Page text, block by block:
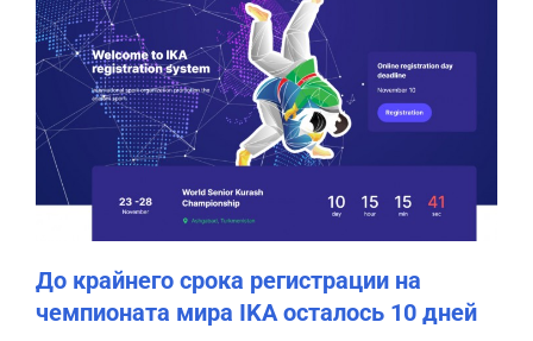
До крайнего срока регистрации на
чемпионата мира IKA осталось 10 дней